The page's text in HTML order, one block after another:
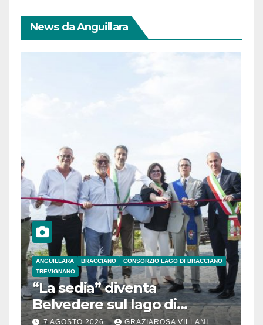
News da Anguillara
ANGUILLARA BRACCIANO
CONSORZIO LAGO DI BRACCIANO
TREVIGNANO
“La sedia” diventa
Belvedere sul lago di
Bracciano: ieri
7 AGOSTO 2026 GRAZIAROSA VILLANI